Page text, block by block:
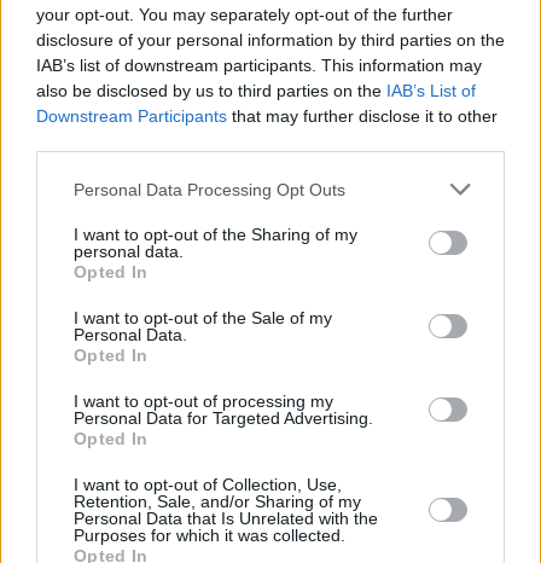
your opt-out. You may separately opt-out of the further
disclosure of your personal information by third parties on the
IAB’s list of downstream participants. This information may
also be disclosed by us to third parties on the IAB’s List of
Downstream Participants that may further disclose it to other
Please note that this website/app uses one or more Google
not limited to your visit or usage behaviour. You may click to
grant or deny consent to Google and its third-party tags to
use your data for below specified purposes in below Google
consent section.
Personal Data Processing Opt Outs
I want to opt-out of the Sharing of my
personal data.
Opted In
I want to opt-out of the Sale of my
Personal Data.
Opted In
I want to opt-out of processing my
Personal Data for Targeted Advertising.
Opted In
I want to opt-out of Collection, Use,
Retention, Sale, and/or Sharing of my
Personal Data that Is Unrelated with the
Purposes for which it was collected.
Opted In
ΕΚΑΒ – Ενισχύσεις: Σε ποιες περιοχές έχουν πάει
Ένοπλες Δυνάμεις
Προσωπικό των Ενόπλων Δυνάμεων στελεχώνει
παραμείνει έως το τέλος Σεπτεμβρίου και θα
ανανεώνεται ανά 15 με 20 ημέρες
26.07.2023, 08:03